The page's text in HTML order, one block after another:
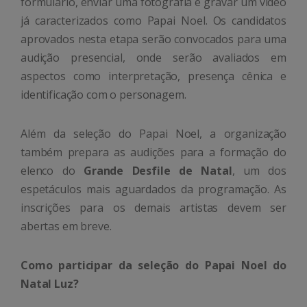
já caracterizados como Papai Noel. Os candidatos
aprovados nesta etapa serão convocados para uma
audição presencial, onde serão avaliados em
aspectos como interpretação, presença cênica e
identificação com o personagem.
Além da seleção do Papai Noel, a organização
também prepara as audições para a formação do
elenco do Grande Desfile de Natal, um dos
espetáculos mais aguardados da programação. As
inscrições para os demais artistas devem ser
abertas em breve.
Como participar da seleção do Papai Noel do
Natal Luz?